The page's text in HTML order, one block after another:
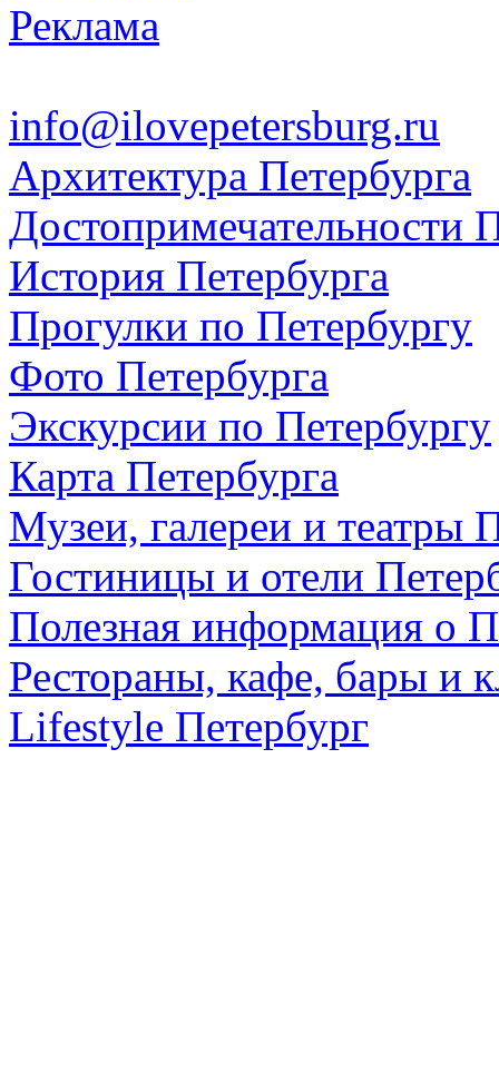
Реклама
info@ilovepetersburg.ru
Архитектура Петербурга
Достопримечательности
История Петербурга
Прогулки по Петербургу
Фото Петербурга
Экскурсии по Петербургу
Карта Петербурга
Музеи, галереи и театры
Гостиницы и отели
Полезная информация о
Рестораны, кафе, бары и
Lifestyle Петербург